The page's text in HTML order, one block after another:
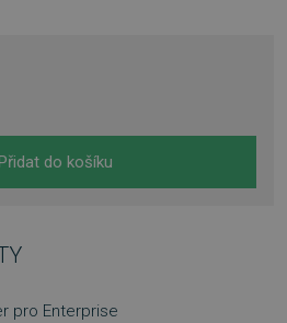
do košíku
pro Enterprise